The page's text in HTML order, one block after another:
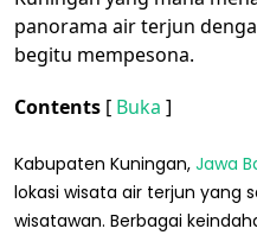
panorama air terjun
begitu mempesona.
Contents [ Buka ]
Kabupaten Kuningan, Jawa
lokasi wisata air terjun yang
wisatawan. Berbagai